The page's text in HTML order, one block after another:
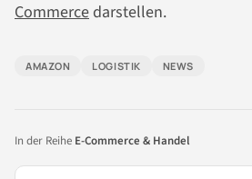
Commerce darstellen.
AMAZON LOGISTIK NEWS
In der Reihe E-Commerce & Handel